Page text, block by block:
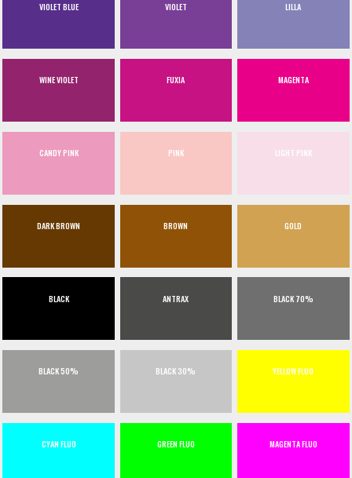
VIOLET BLUE VIOLET LILLA
WINE VIOLET FUXIA MAGENTA
CANDY PINK PINK LIGHT PINK
DARK BROWN BROWN GOLD
BLACK ANTRAX BLACK 70%
BLACK 50% BLACK 30% YELLOW FLUO
CYAN FLUO GREEN FLUO MAGENTA FLUO